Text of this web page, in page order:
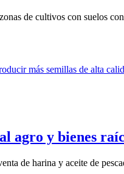
de cultivos con suelos
agro y bienes
de harina y aceite de